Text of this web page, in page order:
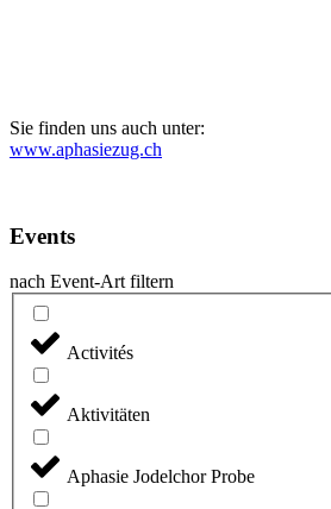
Sie finden uns auch unter:
www.aphasiezug.ch
Events
nach Event-Art filtern
Activités
Aktivitäten
Aphasie Jodelchor Probe